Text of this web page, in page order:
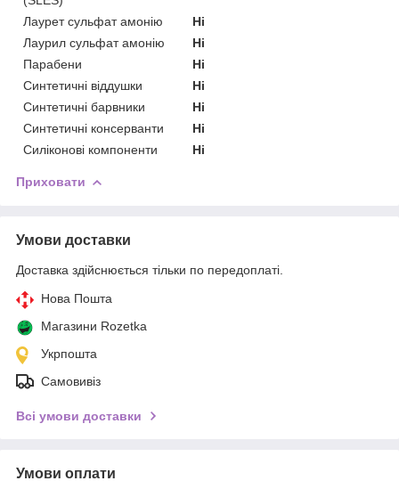
Лаурет сульфат амонію
Ні
Лаурил сульфат амонію
Ні
Парабени
Ні
Синтетичні віддушки
Ні
Синтетичні барвники
Ні
Синтетичні консерванти
Ні
Силіконові компоненти
Ні
Приховати
Умови доставки
Доставка здійснюється тільки по передоплаті.
Нова Пошта
Магазини Rozetka
Укрпошта
Самовивіз
Всі умови доставки
Умови оплати